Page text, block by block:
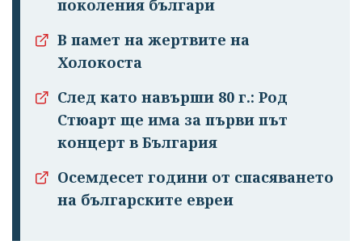
поколения българи
В памет на жертвите на
Холокоста
След като навърши 80 г.: Род
Стюарт ще има за първи път
концерт в България
Осемдесет години от спасяването
на българските евреи